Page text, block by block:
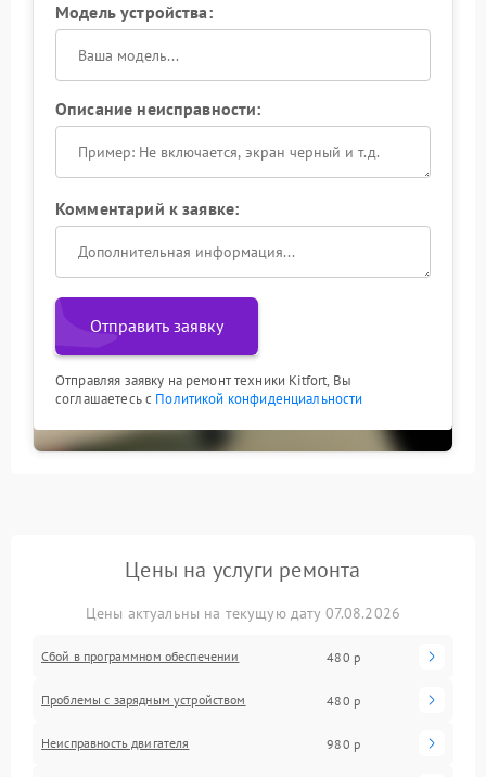
Модель устройства:
Описание неисправности:
Комментарий к заявке:
Отправить заявку
Отправляя заявку на ремонт техники Kitfort, Вы
соглашаетесь с Политикой конфиденциальности
Цены на услуги ремонта
Цены актуальны на текущую дату 07.08.2026
Сбой в программном обеспечении 480 р
Проблемы с зарядным устройством 480 р
Неисправность двигателя 980 р